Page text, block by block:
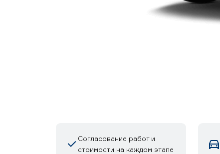
Согласование работ и
стоимости на каждом этапе